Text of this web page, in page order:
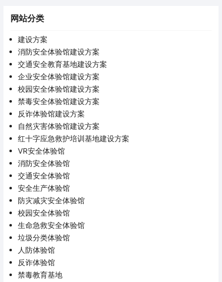
网站分类
建设方案
消防安全体验馆建设方案
交通安全教育基地建设方案
企业安全体验馆建设方案
校园安全体验馆建设方案
禁毒安全体验馆建设方案
反诈体验馆建设方案
自然灾害体验馆建设方案
红十字应急救护培训基地建设方案
VR安全体验馆
消防安全体验馆
交通安全体验馆
安全生产体验馆
防灾减灾安全体验馆
校园安全体验馆
生命急救安全体验馆
垃圾分类体验馆
人防体验馆
反诈体验馆
禁毒教育基地